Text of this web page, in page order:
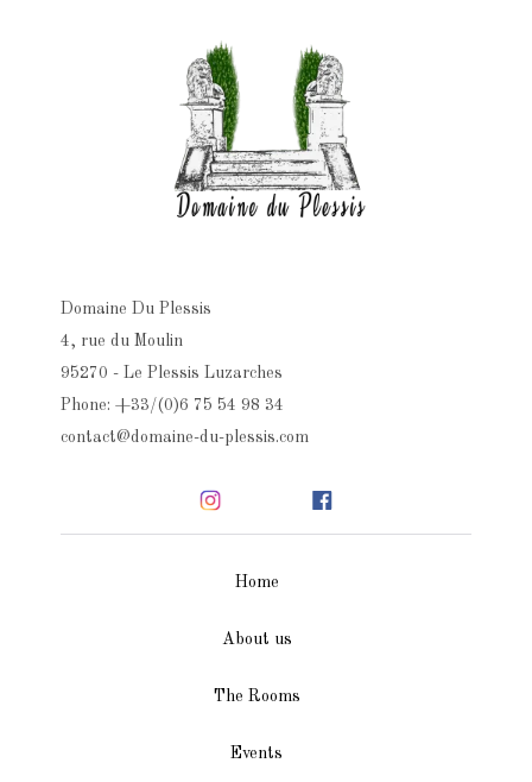
Domaine Du Plessis
4, rue du Moulin
95270 - Le Plessis Luzarches
Phone: +33/(0)6 75 54 98 34
contact@domaine-du-plessis.com
Home
About us
The Rooms
Events